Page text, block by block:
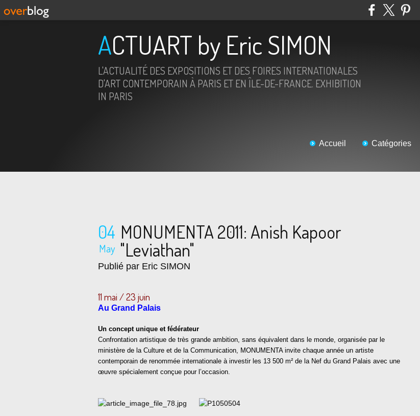
ACTUART by Eric SIMON
L'ACTUALITÉ DES EXPOSITIONS ET DES FOIRES INTERNATIONALES
D'ART CONTEMPORAIN À PARIS ET EN ÎLE-DE-FRANCE. EXHIBITION
IN PARIS
Accueil Catégories
04
May
MONUMENTA 2011: Anish Kapoor
"Leviathan"
Publié par Eric SIMON
11 mai / 23 juin
Au Grand Palais
Un concept unique et fédérateur
Confrontation artistique de très grande ambition, sans équivalent dans le monde, organisée par le
ministère de la Culture et de la Communication, MONUMENTA invite chaque année un artiste
contemporain de renommée internationale à investir les 13 500 m² de la Nef du Grand Palais avec une
œuvre spécialement conçue pour l’occasion.